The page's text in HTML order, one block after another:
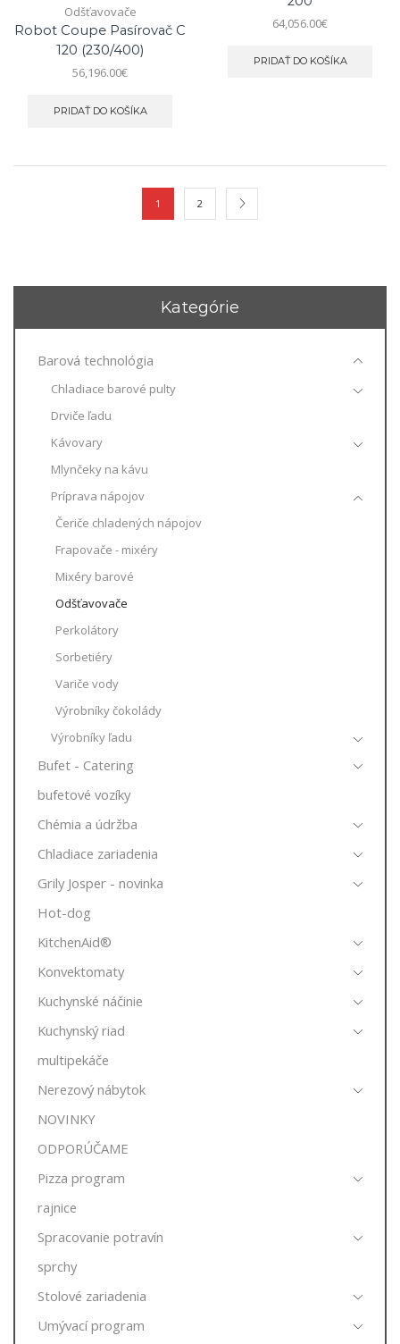
Odšťavovače
Robot Coupe Pasírovač C
120 (230/400)
56,196.00€
PRIDAŤ DO KOŠÍKA
64,056.00€
PRIDAŤ DO KOŠÍKA
1 2
Kategórie
Barová technológia
Chladiace barové pulty
Drviče ľadu
Kávovary
Mlynčeky na kávu
Príprava nápojov
Čeriče chladených nápojov
Frapovače - mixéry
Mixéry barové
Odšťavovače
Perkolátory
Sorbetiéry
Variče vody
Výrobníky čokolády
Výrobníky ľadu
Bufet - Catering
bufetové vozíky
Chémia a údržba
Chladiace zariadenia
Grily Josper - novinka
Hot-dog
KitchenAid®
Konvektomaty
Kuchynské náčinie
Kuchynský riad
multipekáče
Nerezový nábytok
NOVINKY
ODPORÚČAME
Pizza program
rajnice
Spracovanie potravín
sprchy
Stolové zariadenia
Umývací program